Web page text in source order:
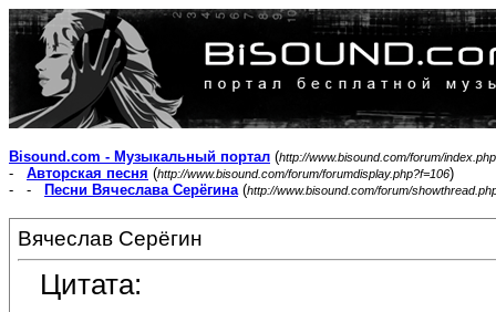
Bisound.com - Музыкальный портал (http://www.bisound.com/forum/index.php
- Авторская песня (http://www.bisound.com/forum/forumdisplay.php?f=106)
- -
Песни Вячеслава Серёгина(http://www.bisound.com/forum/
Вячеслав Серёгин
Цитата: